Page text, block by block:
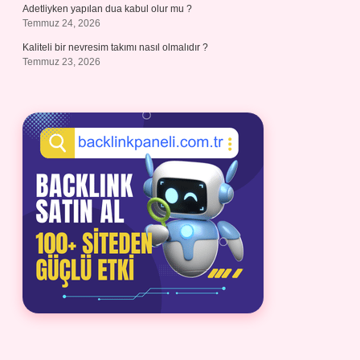
Adetliyken yapılan dua kabul olur mu ?
Temmuz 24, 2026
Kaliteli bir nevresim takımı nasıl olmalıdır ?
Temmuz 23, 2026